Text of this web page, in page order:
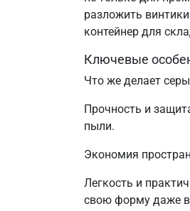
разложить
контейнер для
Ключевые
Что же делает
Прочность и
пыли.
Экономия
Легкость и
свою форму даже